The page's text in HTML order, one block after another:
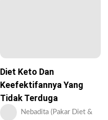
Diet Keto Dan
Keefektifannya Yang
Tidak Terduga
Nebadita (Pakar Diet &